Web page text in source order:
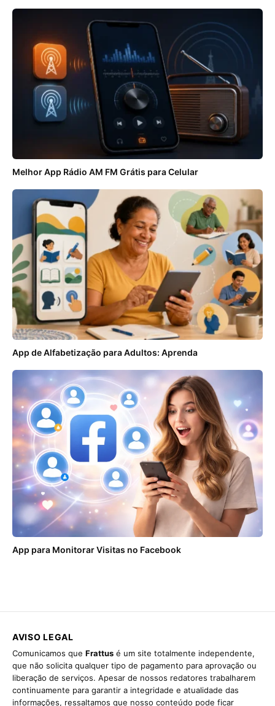
Melhor App Rádio AM FM Grátis para Celular
App de Alfabetização para Adultos: Aprenda
App para Monitorar Visitas no Facebook
AVISO LEGAL
Comunicamos que Frattus é um site totalmente independente,
que não solicita qualquer tipo de pagamento para aprovação ou
liberação de serviços. Apesar de nossos redatores trabalharem
continuamente para garantir a integridade e atualidade das
informações, ressaltamos que nosso conteúdo pode ficar